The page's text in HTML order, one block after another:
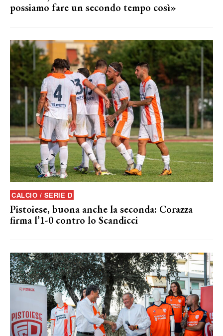
possiamo fare un secondo tempo così»
CALCIO / SERIE D
Pistoiese, buona anche la seconda: Corazza
firma l’1-0 contro lo Scandicci